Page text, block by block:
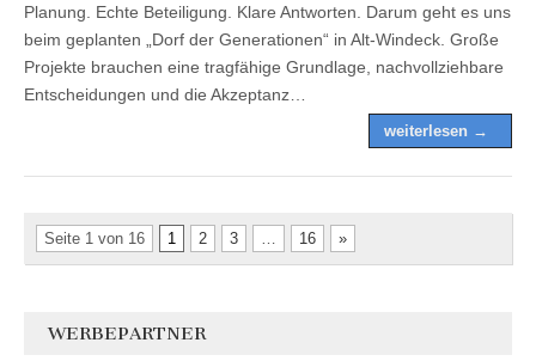
Planung. Echte Beteiligung. Klare Antworten. Darum geht es uns
beim geplanten „Dorf der Generationen“ in Alt-Windeck. Große
Projekte brauchen eine tragfähige Grundlage, nachvollziehbare
Entscheidungen und die Akzeptanz…
weiterlesen →
Seite 1 von 16 1 2 3 16 »
WERBEPARTNER